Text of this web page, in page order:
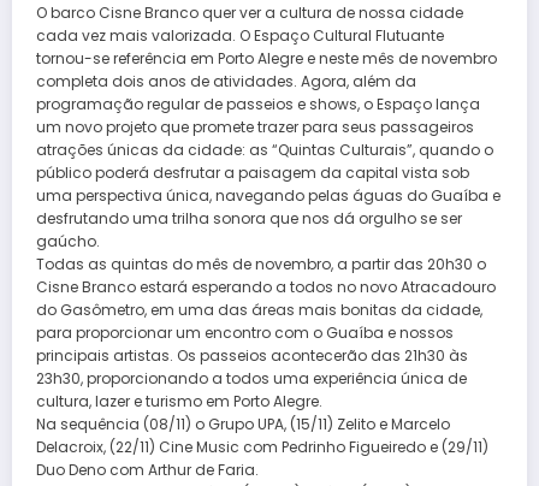
O barco Cisne Branco quer ver a cultura de nossa cidade
cada vez mais valorizada. O Espaço Cultural Flutuante
tornou-se referência em Porto Alegre e neste mês de novembro
completa dois anos de atividades. Agora, além da
programação regular de passeios e shows, o Espaço lança
um novo projeto que promete trazer para seus passageiros
atrações únicas da cidade: as “Quintas Culturais”, quando o
público poderá desfrutar a paisagem da capital vista sob
uma perspectiva única, navegando pelas águas do Guaíba e
desfrutando uma trilha sonora que nos dá orgulho se ser
gaúcho.
Todas as quintas do mês de novembro, a partir das 20h30 o
Cisne Branco estará esperando a todos no novo Atracadouro
do Gasômetro, em uma das áreas mais bonitas da cidade,
para proporcionar um encontro com o Guaíba e nossos
principais artistas. Os passeios acontecerão das 21h30 às
23h30, proporcionando a todos uma experiência única de
cultura, lazer e turismo em Porto Alegre.
Na sequência (08/11) o Grupo UPA, (15/11) Zelito e Marcelo
Delacroix, (22/11) Cine Music com Pedrinho Figueiredo e (29/11)
Duo Deno com Arthur de Faria.